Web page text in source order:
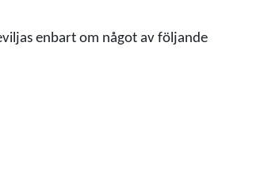
enbart om något av följande